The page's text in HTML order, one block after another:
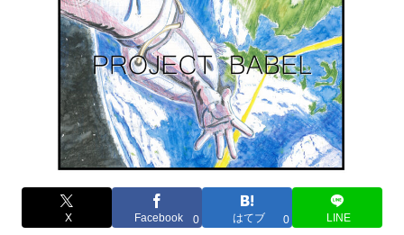
X Facebook 0 はてブ 0 LINE